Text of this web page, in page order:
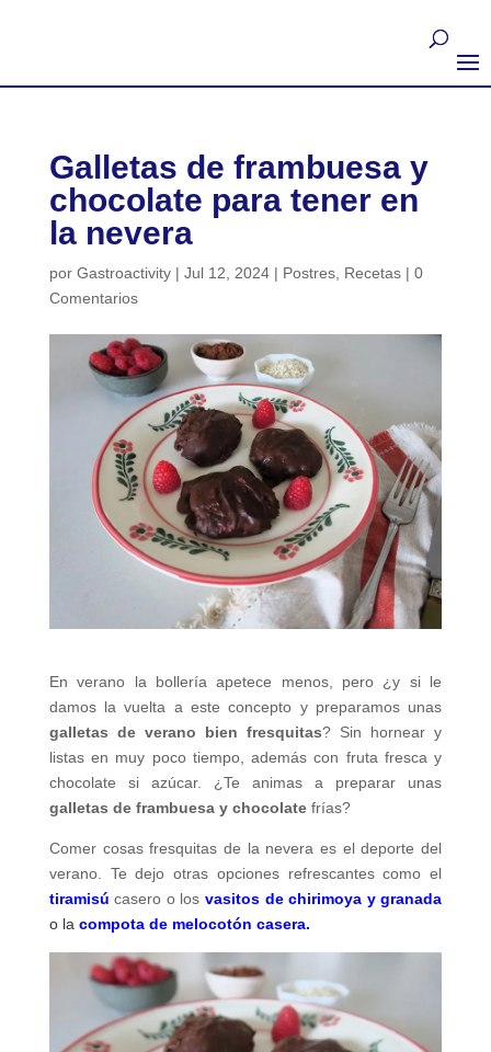
Galletas de frambuesa y
chocolate para tener en
la nevera
por Gastroactivity| Jul 12, 2024| Postres, Recetas| 0
Comentarios
En verano la bollería apetece menos, pero ¿y si le
damos la vuelta a este concepto y preparamos unas
galletas de verano bien fresquitas? Sin hornear y
listas en muy poco tiempo, además con fruta fresca y
chocolate si azúcar. ¿Te animas a preparar unas
galletas de frambuesa y chocolatefrías?
Comer cosas fresquitas de la nevera es el deporte del
verano. Te dejo otras opciones refrescantes como el
tiramisú casero o losvasitos de chirimoya y granada
o la compota de melocotón casera.